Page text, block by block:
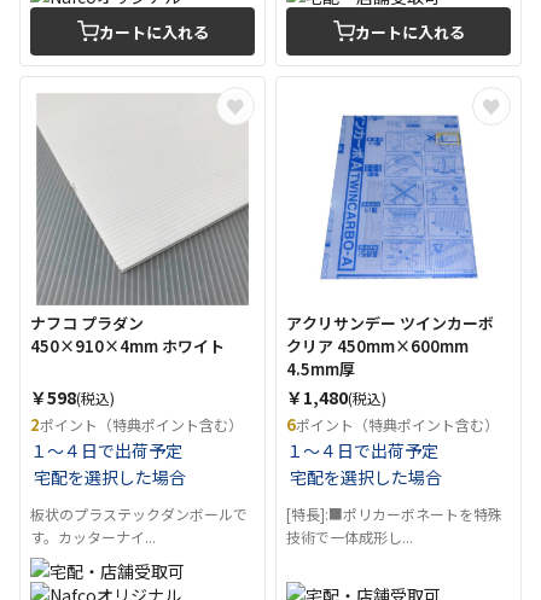
カートに入れる カートに入れる
ナフコ プラダン
450×910×4mm ホワイト
￥598(税込)
2ポイント（特典ポイント含む）
１～４日で出荷予定
宅配を選択した場合
板状のプラステックダンボールで
す。カッターナイ...
アクリサンデー ツインカーボ
クリア 450mm×600mm
4.5mm厚
￥1,480(税込)
6ポイント（特典ポイント含む）
１～４日で出荷予定
宅配を選択した場合
[特長]:■ポリカーボネートを特殊
技術で一体成形し...